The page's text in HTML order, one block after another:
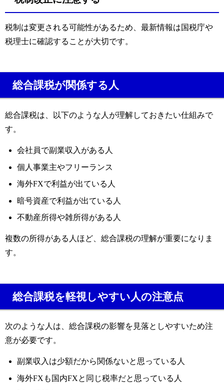
税制は変更される可能性があるため、最新情報は国税庁や
税理士に確認することが大切です。
総合課税が関係する人
総合課税は、以下のような人が理解しておきたい仕組みで
す。
会社員で副業収入がある人
個人事業主やフリーランス
海外FXで利益が出ている人
暗号資産で利益が出ている人
不動産所得や雑所得がある人
複数の所得がある人ほど、総合課税の理解が重要になりま
す。
総合課税を軽視しやすい人の注意点
次のような人は、総合課税の影響を見落としやすいため注
意が必要です。
副業収入は少額だから関係ないと思っている人
海外FXも国内FXと同じ税率だと思っている人